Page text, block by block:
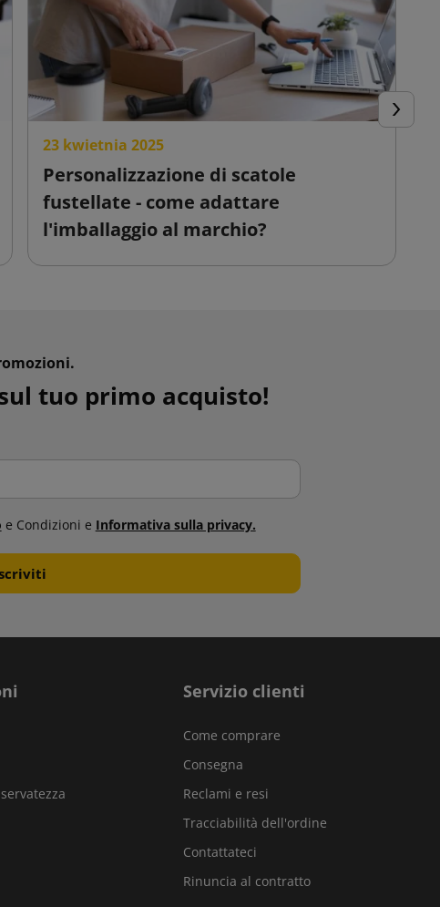
23 kwietnia 2025
Personalizzazione di scatole
fustellate - come adattare
l'imballaggio al marchio?
tuo primo acquisto!
e Condizioni e Informativa sulla privacy.
Servizio clienti
Come comprare
Consegna
Reclami e resi
Tracciabilità dell'ordine
Contattateci
Rinuncia al contratto